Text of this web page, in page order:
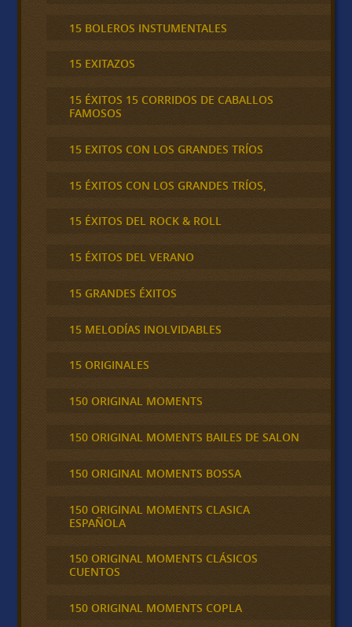
15 BOLEROS INSTUMENTALES
15 EXITAZOS
15 ÉXITOS 15 CORRIDOS DE CABALLOS
FAMOSOS
15 EXITOS CON LOS GRANDES TRÍOS
15 ÉXITOS CON LOS GRANDES TRÍOS,
15 ÉXITOS DEL ROCK & ROLL
15 ÉXITOS DEL VERANO
15 GRANDES ÉXITOS
15 MELODÍAS INOLVIDABLES
15 ORIGINALES
150 ORIGINAL MOMENTS
150 ORIGINAL MOMENTS BAILES DE SALON
150 ORIGINAL MOMENTS BOSSA
150 ORIGINAL MOMENTS CLASICA
ESPAÑOLA
150 ORIGINAL MOMENTS CLÁSICOS
CUENTOS
150 ORIGINAL MOMENTS COPLA